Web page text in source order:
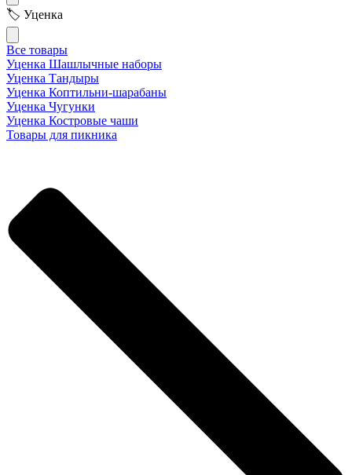
🏷 Уценка
Все товары
Уценка Шашлычные наборы
Уценка Тандыры
Уценка Коптильни-шарабаны
Уценка Чугунки
Уценка Костровые чаши
Товары для пикника